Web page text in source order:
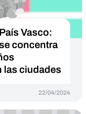
Vasco:
concentra
las ciudades
22/04/2024